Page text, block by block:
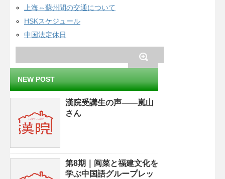
上海⇔蘇州間の交通について
HSKスケジュール
中国法定休日
NEW POST
漢院受講生の声——嵐山
さん
第8期｜闽菜と福建文化を
学ぶ中国語グループレッ